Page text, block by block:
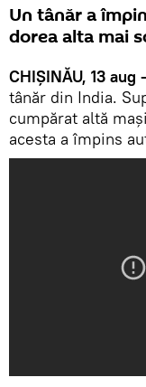
Un tânăr a
dorea alta mai
CHIȘINĂU, 13 aug
tânăr din India.
cumpărat altă
acesta a împins